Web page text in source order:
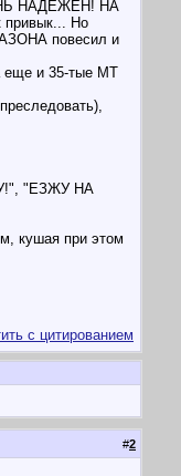
НАДЕЖЕН! НА
Но
повесил и
еще и 35-тые МТ
"ЕЗЖУ НА
кушая при этом
#2